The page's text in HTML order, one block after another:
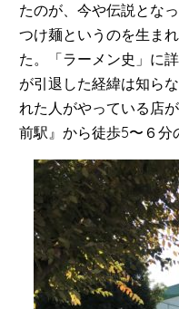
たのが、今や伝説とな
つけ麺というのを生ま
た。「ラーメン史」に
が引退した経緯は知ら
れた人がやっている店
前駅』から徒歩5〜６分